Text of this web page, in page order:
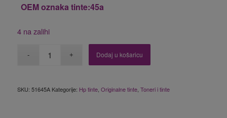
OEM oznaka tinte:45a
4 na zalihi
Dodaj u košaricu
SKU: 51645A Kategorije: Hp tinte, Originalne tinte, Toneri i tinte